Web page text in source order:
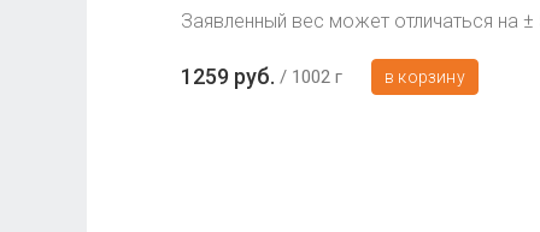
Заявленный вес может отличаться на
1259 руб. 1002 г в корзину